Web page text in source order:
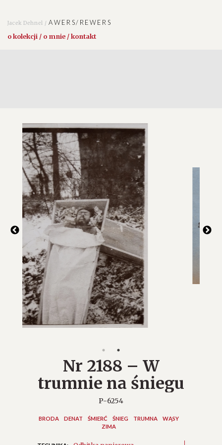
Jacek Dehnel /AWERS/REWERS
o kolekcji / o mnie / kontakt
Nr 2188 – W
trumnie na śniegu
P-6254
BRODA DENAT ŚMIERĆ ŚNIEG TRUMNA
WĄSY
ZIMA